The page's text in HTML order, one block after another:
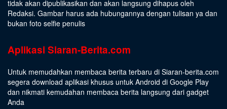
tidak akan dipublikasikan dan akan langsung dihapus oleh
Redaksi. Gambar harus ada hubungannya dengan tulisan ya dan
bukan foto selfie penulis
Aplikasi Siaran-Berita.com
Untuk memudahkan membaca berita terbaru di Siaran-berita.com
segera download aplikasi khusus untuk Android di Google Play
dan nikmati kemudahan membaca berita langsung dari gadget
Anda